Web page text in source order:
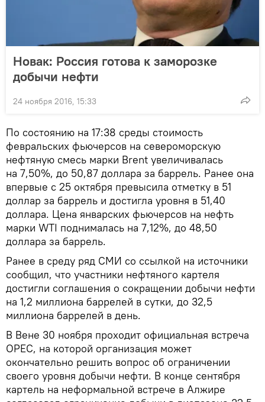
Новак: Россия готова к заморозке
добычи нефти
24 ноября 2016, 15:33
По состоянию на 17:38 среды стоимость
февральских фьючерсов на североморскую
нефтяную смесь марки Brent увеличивалась
на 7,50%, до 50,87 доллара за баррель. Ранее она
впервые с 25 октября превысила отметку в 51
доллар за баррель и достигла уровня в 51,40
доллара. Цена январских фьючерсов на нефть
марки WTI поднималась на 7,12%, до 48,50
доллара за баррель.
Ранее в среду ряд СМИ со ссылкой на источники
сообщил, что участники нефтяного картеля
достигли соглашения о сокращении добычи нефти
на 1,2 миллиона баррелей в сутки, до 32,5
миллиона баррелей в день.
В Вене 30 ноября проходит официальная встреча
ОРЕС, на которой организация может
окончательно решить вопрос об ограничении
своего уровня добычи нефти. В конце сентября
картель на неформальной встрече в Алжире